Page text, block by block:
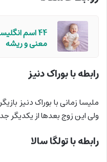
44 اسم‌
معنی و ریشه
رابطه با بوراک دنیز
ملیسا زمانی با بوراک دنیز
ولی این زوج بعدها از یکدیگر
رابطه با تولگا سالا